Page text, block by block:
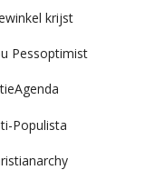
krijst
Pessoptimist
Populista